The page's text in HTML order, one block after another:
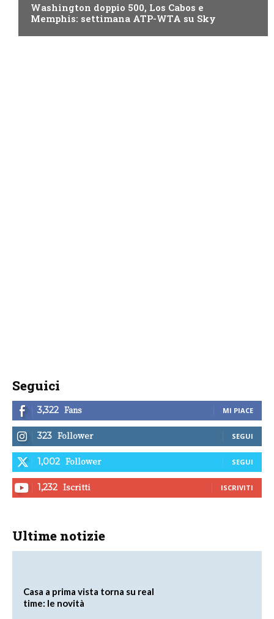
Washington doppio 500, Los Cabos e
Memphis: settimana ATP-WTA su Sky
Seguici
3,322 Fans MI PIACE
323 Follower SEGUI
1,002 Follower SEGUI
1,232 Iscritti ISCRIVITI
Ultime notizie
Casa a prima vista torna su real
time: le novità